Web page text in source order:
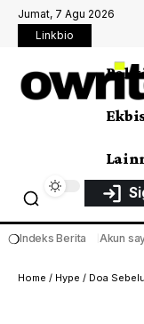
Jumat, 7 Agu 2026
Linkbio
❍Indeks Berita Akun
Home / Hype / Doa Sebelum